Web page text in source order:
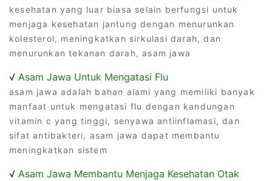
kesehatan yang luar biasa selain berfungsi untuk
menjaga kesehatan jantung dengan menurunkan
kolesterol, meningkatkan sirkulasi darah, dan
menurunkan tekanan darah, asam jawa
√ Asam Jawa Untuk Mengatasi Flu
asam jawa adalah bahan alami yang memiliki banyak
manfaat untuk mengatasi flu dengan kandungan
vitamin c yang tinggi, senyawa antiinflamasi, dan
sifat antibakteri, asam jawa dapat membantu
meningkatkan sistem
√ Asam Jawa Membantu Menjaga Kesehatan Otak